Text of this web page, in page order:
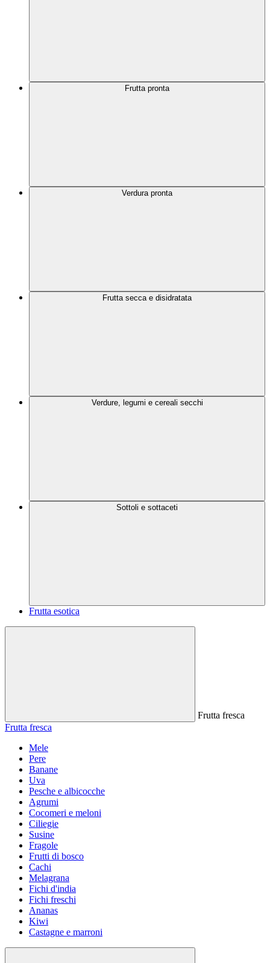
Frutta pronta
Verdura pronta
Frutta secca e disidratata
Verdure, legumi e cereali secchi
Sottoli e sottaceti
Frutta esotica
Frutta fresca
Frutta fresca
Mele
Pere
Banane
Uva
Pesche e albicocche
Agrumi
Cocomeri e meloni
Ciliegie
Susine
Fragole
Frutti di bosco
Cachi
Melagrana
Fichi d'india
Fichi freschi
Ananas
Kiwi
Castagne e marroni